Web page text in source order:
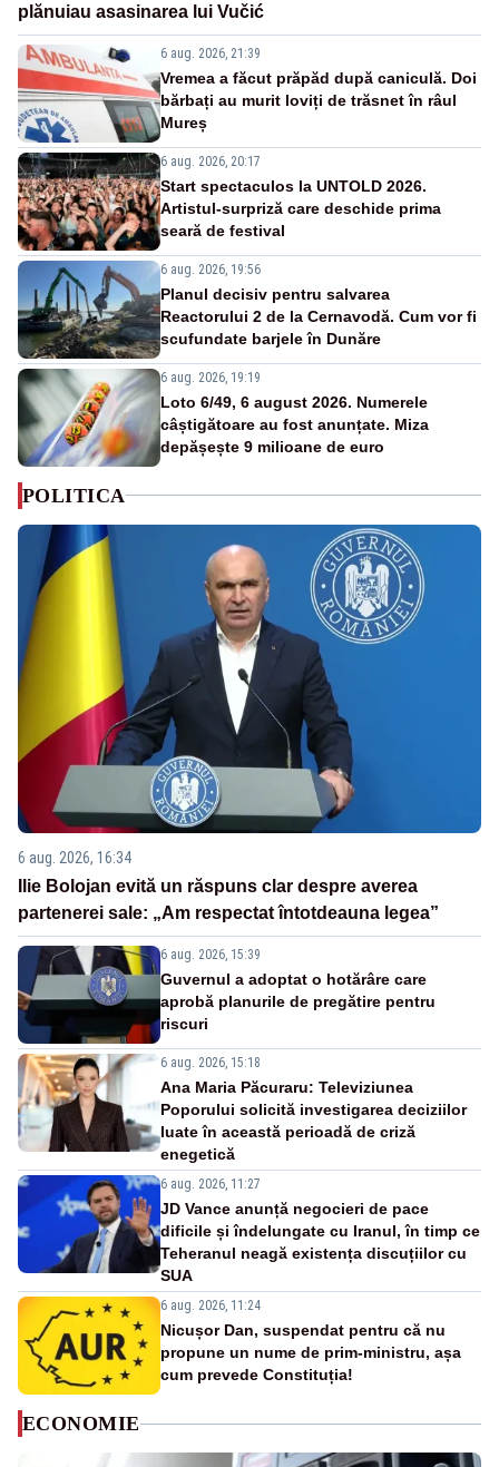
plănuiau asasinarea lui Vučić
6 aug. 2026, 21:39
Vremea a făcut prăpăd după caniculă. Doi
bărbați au murit loviți de trăsnet în râul
Mureș
6 aug. 2026, 20:17
Start spectaculos la UNTOLD 2026.
Artistul-surpriză care deschide prima
seară de festival
6 aug. 2026, 19:56
Planul decisiv pentru salvarea
Reactorului 2 de la Cernavodă. Cum vor fi
scufundate barjele în Dunăre
6 aug. 2026, 19:19
Loto 6/49, 6 august 2026. Numerele
câștigătoare au fost anunțate. Miza
depășește 9 milioane de euro
POLITICA
6 aug. 2026, 16:34
Ilie Bolojan evită un răspuns clar despre averea
partenerei sale: „Am respectat întotdeauna legea”
6 aug. 2026, 15:39
Guvernul a adoptat o hotărâre care
aprobă planurile de pregătire pentru
riscuri
6 aug. 2026, 15:18
Ana Maria Păcuraru: Televiziunea
Poporului solicită investigarea deciziilor
luate în această perioadă de criză
enegetică
6 aug. 2026, 11:27
JD Vance anunță negocieri de pace
dificile și îndelungate cu Iranul, în timp ce
Teheranul neagă existența discuțiilor cu
SUA
6 aug. 2026, 11:24
Nicușor Dan, suspendat pentru că nu
propune un nume de prim-ministru, așa
cum prevede Constituția!
ECONOMIE